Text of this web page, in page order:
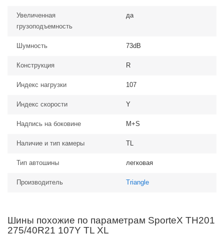
Увеличенная
грузоподъемность
да
Шумность 73dB
Конструкция R
Индекс нагрузки 107
Индекс скорости Y
Надпись на боковине M+S
Наличие и тип камеры TL
Тип автошины легковая
Производитель Triangle
Шины похожие по параметрам SporteX TH201
275/40R21 107Y TL XL